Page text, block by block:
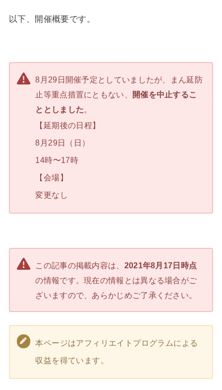
以下、開催概要です。
8月29日開催予定としていましたが、まん延防
止等重点措置にともない、
開催を中止するこ
ととしました。
【延期後の日程】
8月29日（日）
14時〜17時
【会場】
変更なし
この記事の掲載内容は、 2021年8月17日時点
の情報です。現在の情報とは異なる場合がご
ざいますので、あらかじめご了承ください。
本ページはアフィリエイトプログラムによる
収益を得ています。